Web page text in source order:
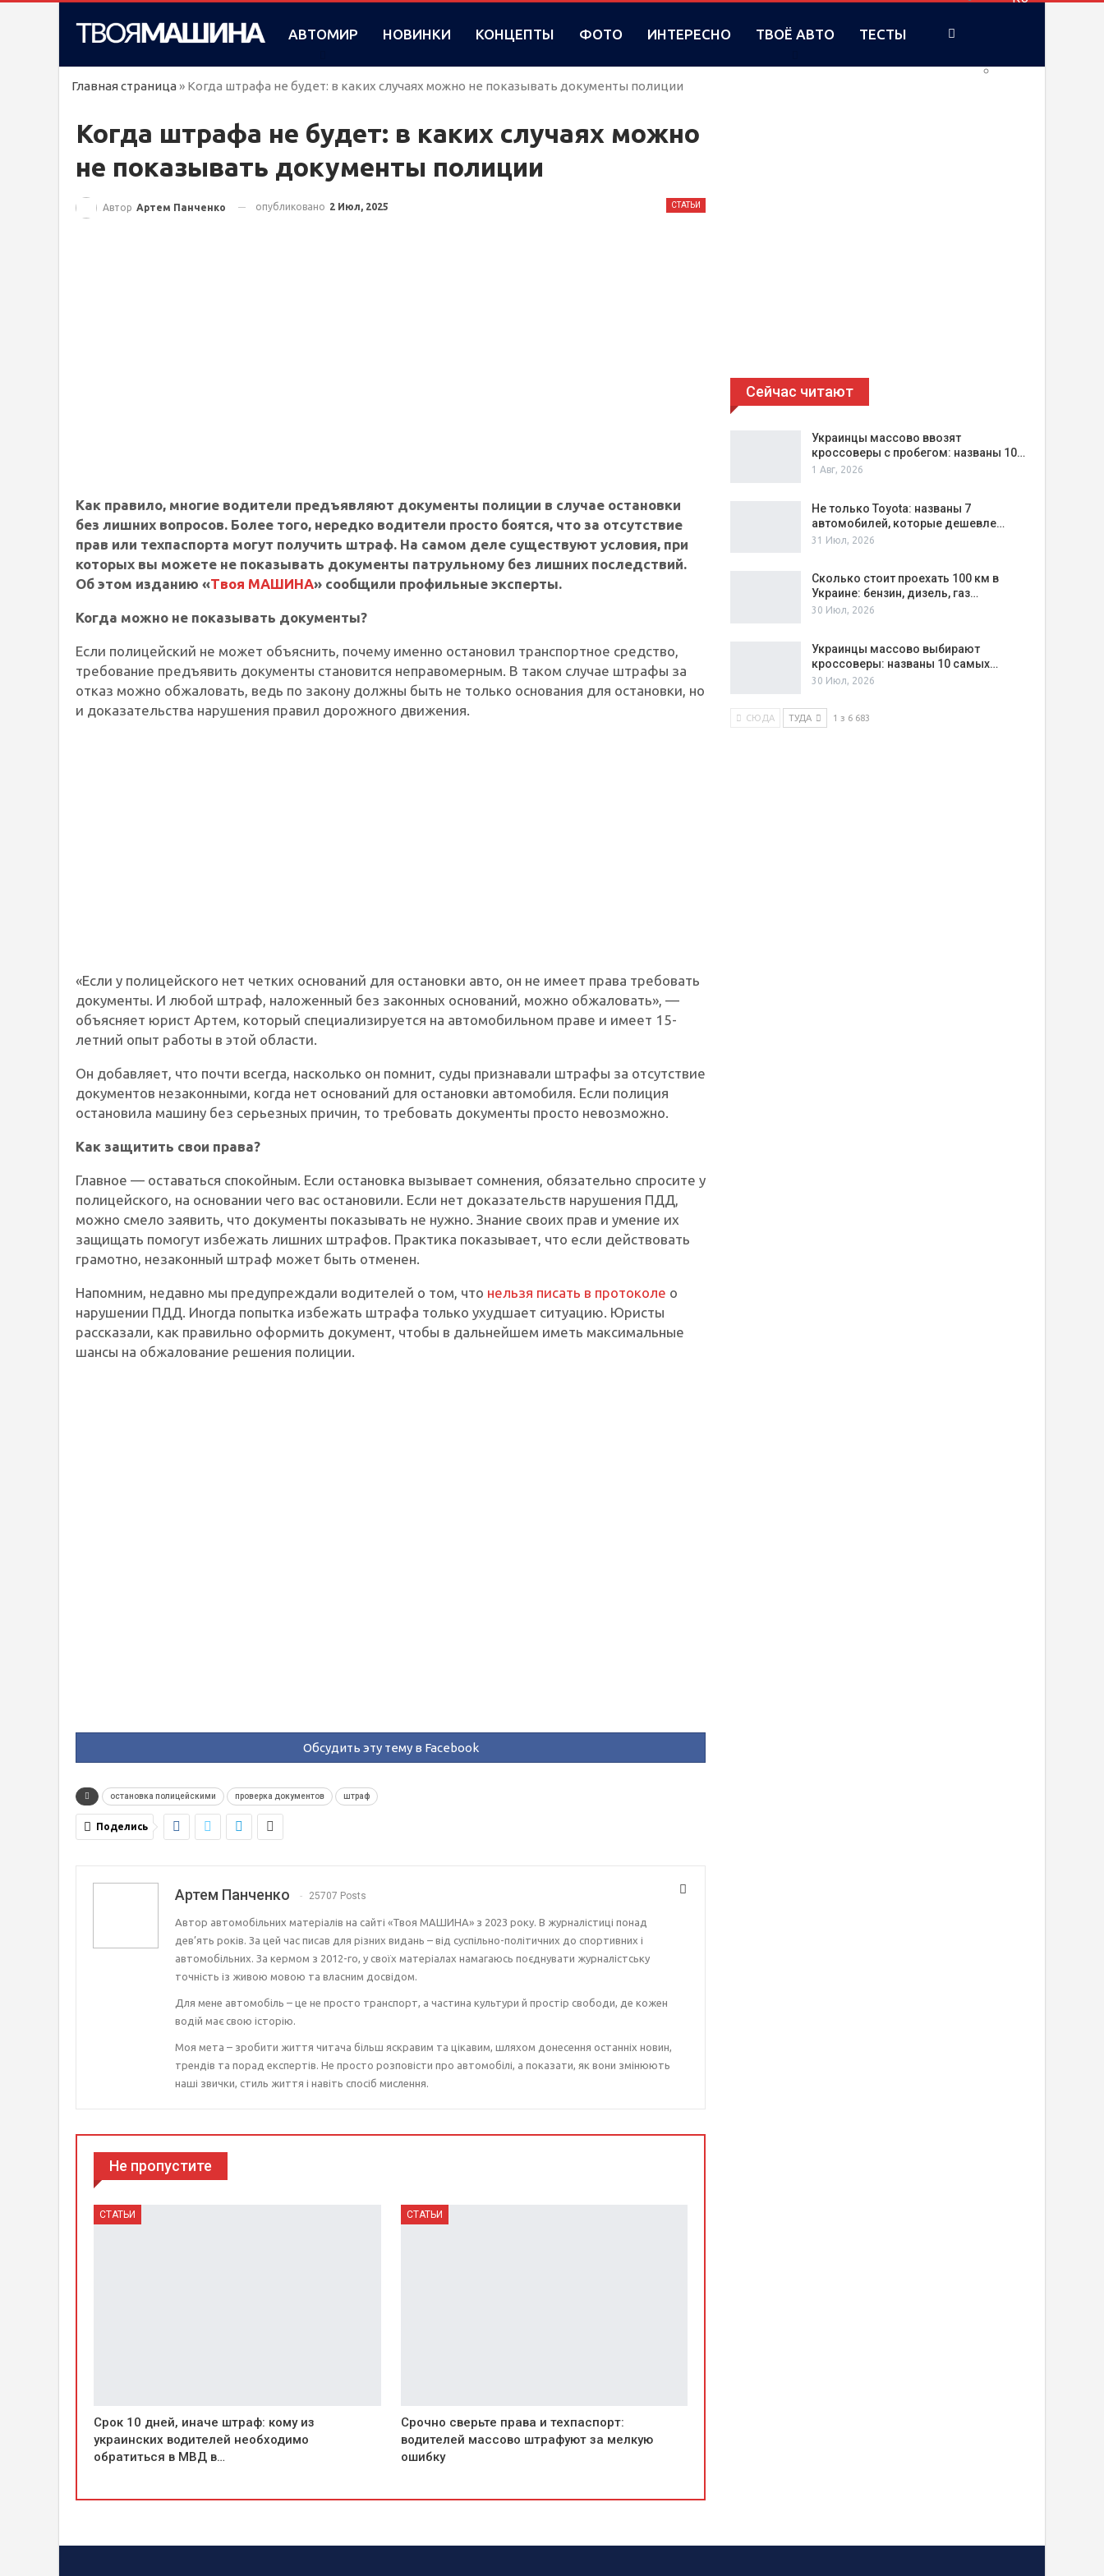
UA
АВТОМИР НОВИНКИ КОНЦЕПТЫ ФОТО ИНТЕРЕСНО ТВОЁ АВТО ТЕСТЫ
Главная страница » Когда штрафа не будет: в каких случаях можно не показывать документы полиции
Когда штрафа не будет: в каких случаях можно
не показывать документы полиции
СТАТЬИ
Автор Артем Панченко опубликовано 2 Июл, 2025
Как правило, многие водители предъявляют документы полиции в случае остановки
без лишних вопросов. Более того, нередко водители просто боятся, что за отсутствие
прав или техпаспорта могут получить штраф. На самом деле существуют условия, при
которых вы можете не показывать документы патрульному без лишних последствий.
Об этом изданию «Твоя МАШИНА» сообщили профильные эксперты.
Когда можно не показывать документы?
Если полицейский не может объяснить, почему именно остановил транспортное средство,
требование предъявить документы становится неправомерным. В таком случае штрафы за
отказ можно обжаловать, ведь по закону должны быть не только основания для остановки, но
и доказательства нарушения правил дорожного движения.
«Если у полицейского нет четких оснований для остановки авто, он не имеет права требовать
документы. И любой штраф, наложенный без законных оснований, можно обжаловать», —
объясняет юрист Артем, который специализируется на автомобильном праве и имеет 15-
летний опыт работы в этой области.
Он добавляет, что почти всегда, насколько он помнит, суды признавали штрафы за отсутствие
документов незаконными, когда нет оснований для остановки автомобиля. Если полиция
остановила машину без серьезных причин, то требовать документы просто невозможно.
Как защитить свои права?
Главное — оставаться спокойным. Если остановка вызывает сомнения, обязательно спросите у
полицейского, на основании чего вас остановили. Если нет доказательств нарушения ПДД,
можно смело заявить, что документы показывать не нужно. Знание своих прав и умение их
защищать помогут избежать лишних штрафов. Практика показывает, что если действовать
грамотно, незаконный штраф может быть отменен.
Напомним, недавно мы предупреждали водителей о том, что нельзя писать в протоколе о
нарушении ПДД. Иногда попытка избежать штрафа только ухудшает ситуацию. Юристы
рассказали, как правильно оформить документ, чтобы в дальнейшем иметь максимальные
шансы на обжалование решения полиции.
Обсудить эту тему в Facebook
остановка полицейскими проверка документов штраф
Поделись
Артем Панченко 25707 Posts
Автор автомобільних матеріалів на сайті «Твоя МАШИНА» з 2023 року. В журналістиці понад
дев’ять років. За цей час писав для різних видань – від суспільно-політичних до спортивних і
автомобільних. За кермом з 2012-го, у своїх матеріалах намагаюсь поєднувати журналістську
точність із живою мовою та власним досвідом.
Для мене автомобіль – це не просто транспорт, а частина культури й простір свободи, де кожен
водій має свою історію.
Моя мета – зробити життя читача більш яскравим та цікавим, шляхом донесення останніх новин,
трендів та порад експертів. Не просто розповісти про автомобілі, а показати, як вони змінюють
наші звички, стиль життя і навіть спосіб мислення.
Не пропустите
СТАТЬИ
Срок 10 дней, иначе штраф: кому из
украинских водителей необходимо
обратиться в МВД в…
СТАТЬИ
Срочно сверьте права и техпаспорт:
водителей массово штрафуют за мелкую
ошибку
Сейчас читают
Украинцы массово ввозят
кроссоверы с пробегом: названы 10…
1 Авг, 2026
Не только Toyota: названы 7
автомобилей, которые дешевле…
31 Июл, 2026
Сколько стоит проехать 100 км в
Украине: бензин, дизель, газ…
30 Июл, 2026
Украинцы массово выбирают
кроссоверы: названы 10 самых…
30 Июл, 2026
СЮДА ТУДА 1 з 6 683